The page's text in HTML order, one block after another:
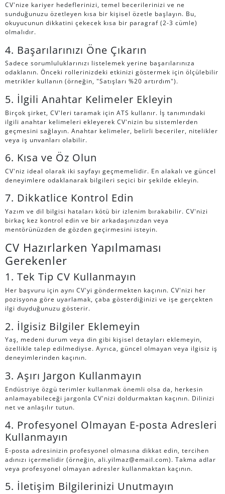
CV'nize kariyer hedeflerinizi, temel becerilerinizi ve ne
sunduğunuzu özetleyen kısa bir kişisel özetle başlayın. Bu,
okuyucunun dikkatini çekecek kısa bir paragraf (2-3 cümle)
olmalıdır.
4. Başarılarınızı Öne Çıkarın
Sadece sorumluluklarınızı listelemek yerine başarılarınıza
odaklanın. Önceki rollerinizdeki etkinizi göstermek için ölçülebilir
metrikler kullanın (örneğin, "Satışları %20 artırdım").
5. İlgili Anahtar Kelimeler Ekleyin
Birçok şirket, CV'leri taramak için ATS kullanır. İş tanımındaki
ilgili anahtar kelimeleri ekleyerek CV'nizin bu sistemlerden
geçmesini sağlayın. Anahtar kelimeler, belirli beceriler, nitelikler
veya iş unvanları olabilir.
6. Kısa ve Öz Olun
CV'niz ideal olarak iki sayfayı geçmemelidir. En alakalı ve güncel
deneyimlere odaklanarak bilgileri seçici bir şekilde ekleyin.
7. Dikkatlice Kontrol Edin
Yazım ve dil bilgisi hataları kötü bir izlenim bırakabilir. CV'nizi
birkaç kez kontrol edin ve bir arkadaşınızdan veya
mentörünüzden de gözden geçirmesini isteyin.
CV Hazırlarken Yapılmaması
Gerekenler
1. Tek Tip CV Kullanmayın
Her başvuru için aynı CV'yi göndermekten kaçının. CV'nizi her
pozisyona göre uyarlamak, çaba gösterdiğinizi ve işe gerçekten
ilgi duyduğunuzu gösterir.
2. İlgisiz Bilgiler Eklemeyin
Yaş, medeni durum veya din gibi kişisel detayları eklemeyin,
özellikle talep edilmediyse. Ayrıca, güncel olmayan veya ilgisiz iş
deneyimlerinden kaçının.
3. Aşırı Jargon Kullanmayın
Endüstriye özgü terimler kullanmak önemli olsa da, herkesin
anlamayabileceği jargonla CV'nizi doldurmaktan kaçının. Dilinizi
net ve anlaşılır tutun.
4. Profesyonel Olmayan E-posta Adresleri
Kullanmayın
E-posta adresinizin profesyonel olmasına dikkat edin, tercihen
adınızı içermelidir (örneğin, ali.yilmaz@email.com). Takma adlar
veya profesyonel olmayan adresler kullanmaktan kaçının.
5. İletişim Bilgilerinizi Unutmayın